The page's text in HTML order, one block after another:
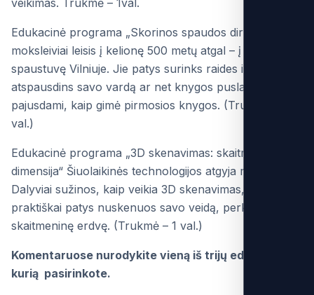
veikimas. Trukmė – 1val.
Edukacinė programa „Skorinos spaudos dirbtuvės“
moksleiviai leisis į kelionę 500 metų atgal – į pirmąją
spaustuvę Vilniuje. Jie patys surinks raides iš literų ir
atspausdins savo vardą ar net knygos puslapį,
pajusdami, kaip gimė pirmosios knygos. (Trukmė – 1
val.)
Edukacinė programa „3D skenavimas: skaitmeninė
dimensija“ Šiuolaikinės technologijos atgyja muziejuje!
Dalyviai sužinos, kaip veikia 3D skenavimas, ir
praktiškai patys nuskenuos savo veidą, perkeldami jį į
skaitmeninę erdvę. (Trukmė – 1 val.)
Komentaruose nurodykite vieną iš trijų edukacijų,
kurią pasirinkote.